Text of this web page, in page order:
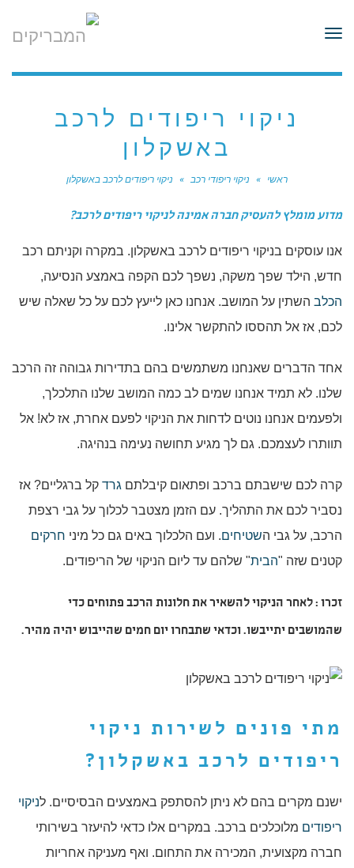
תפריט
ניקוי ריפודים לרכב
באשקלון
ראשי » ניקוי ריפודי רכב » ניקוי ריפודים לרכב באשקלון
מדוע מומלץ להעסיק חברה אמינה לניקוי ריפודים לרכב?
אנו עוסקים בניקוי ריפודים לרכב באשקלון. במקרה וקניתם רכב
חדש, הילד שפך משקה, נשפך לכם הקפה באמצע הנסיעה,
הכלב השתין על המושב. אנחנו כאן לייעץ לכם על כל שאלה שיש
לכם, אז אל תהססו להתקשר אלינו.
אחד הדברים שאנחנו משתמשים בהם בתדירות גבוהה זה הרכב
שלנו. לא תמיד אנחנו שמים לב כמה המושב שלנו התלכלך,
ולפעמים אנחנו נוטים לדחות את הניקוי לפעם אחרת, אז לא! אל
תוותרו לעצמכם. גם לך מגיע תחושה נעימה בנהיגה.
קרה לכם שישבתם ברכב ופתאום קיבלתם גרד קל ברגליים? אז
נסביר לכם את התהליך. עם הזמן מצטבר לכלוך על גבי רצפת
הרכב, על גבי השטיחים. ועם הלכלוך באים גם כל מיני חרקים
קטנים שזה "הבית" שלהם עד ליום הניקוי של הריפודים.
זכרו : לאחר הניקוי להשאיר את חלונות הרכב פתוחים כדי
שהמושבים יתייבשו. וכדאי שתבחרו יום חמים שהייבוש יהיה מהיר.
מתי פונים לשירות ניקוי
ריפודים לרכב באשקלון ?
ישנם מקרים בהם לא ניתן להסתפק באמצעים הבסיסיים. לניקוי
ריפודים מלוכלכים ברכב. במקרים אלו כדאי להיעזר בשירותי
חברה מקצועית, המכירה את התחום. ואף מעניקה אחריות